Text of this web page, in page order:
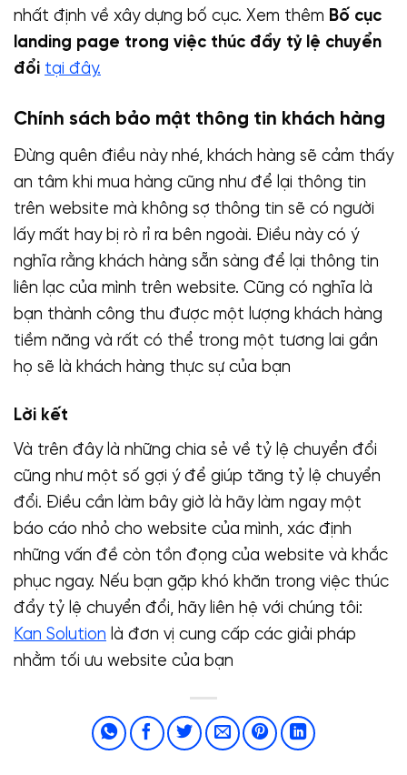
nhất định về xây dựng bố cục. Xem thêm Bố cục
landing page trong việc thúc đẩy tỷ lệ chuyển
đổi tại đây.
Chính sách bảo mật thông tin khách hàng
Đừng quên điều này nhé, khách hàng sẽ cảm thấy
an tâm khi mua hàng cũng như để lại thông tin
trên website mà không sợ thông tin sẽ có người
lấy mất hay bị rò rỉ ra bên ngoài. Điều này có ý
nghĩa rằng khách hàng sẵn sàng để lại thông tin
liên lạc của mình trên website. Cũng có nghĩa là
bạn thành công thu được một lượng khách hàng
tiềm năng và rất có thể trong một tương lai gần
họ sẽ là khách hàng thực sự của bạn
Lời kết
Và trên đây là những chia sẻ về tỷ lệ chuyển đổi
cũng như một số gợi ý để giúp tăng tỷ lệ chuyển
đổi. Điều cần làm bây giờ là hãy làm ngay một
báo cáo nhỏ cho website của mình, xác định
những vấn đề còn tồn đọng của website và khắc
phục ngay. Nếu bạn gặp khó khăn trong việc thúc
đẩy tỷ lệ chuyển đổi, hãy liên hệ với chúng tôi:
Kan Solution là đơn vị cung cấp các giải pháp
nhằm tối ưu website của bạn